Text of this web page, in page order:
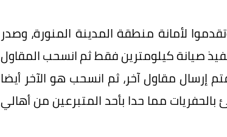
لأمانة منطقة المدينة المنورة، وصدر
صيانة كيلومترين فقط ثم انسحب المقاول
إرسال مقاول آخر، ثم انسحب هو الآخر أيضا
مما حدا بأحد المتبرعين من أهالي